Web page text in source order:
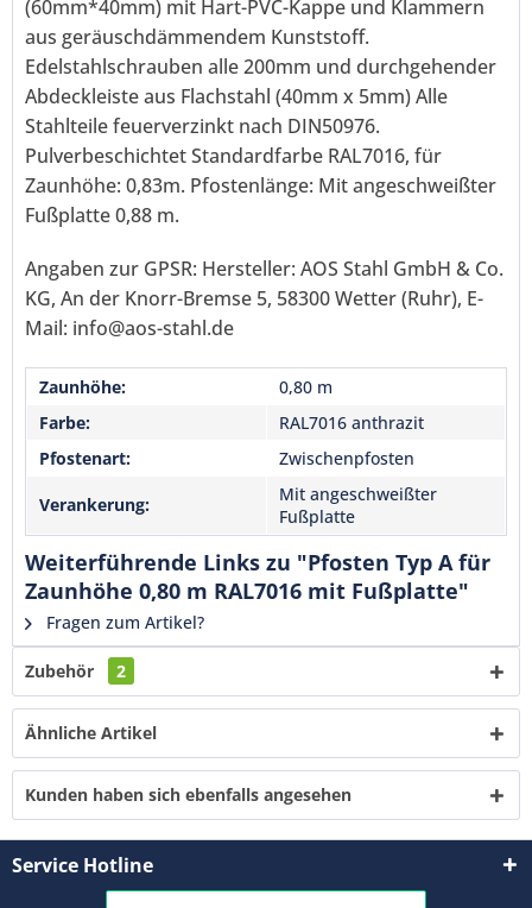
Ich habe dieDatenschutzerklärunggelesen,
verstanden und stimme zu. *
Senden
(60mm*40mm) mit Hart-PVC-Kappe und Klammern
aus geräuschdämmendem Kunststoff.
Edelstahlschrauben alle 200mm und durchgehender
Abdeckleiste aus Flachstahl (40mm x 5mm) Alle
Stahlteile feuerverzinkt nach DIN50976.
Pulverbeschichtet Standardfarbe RAL7016, für
Zaunhöhe: 0,83m. Pfostenlänge: Mit angeschweißter
Fußplatte 0,88 m.
Angaben zur GPSR: Hersteller: AOS Stahl GmbH & Co.
KG, An der Knorr-Bremse 5, 58300 Wetter (Ruhr), E-
Mail: info@aos-stahl.de
Zaunhöhe:
0,80 m
Farbe:
RAL7016 anthrazit
Pfostenart:
Zwischenpfosten
Verankerung:
Mit angeschweißter
Fußplatte
Weiterführende Links zu "Pfosten Typ A für
Zaunhöhe 0,80 m RAL7016 mit Fußplatte"
Fragen zum Artikel?
Zubehör 2
Ähnliche Artikel
Kunden haben sich ebenfalls angesehen
Service Hotline